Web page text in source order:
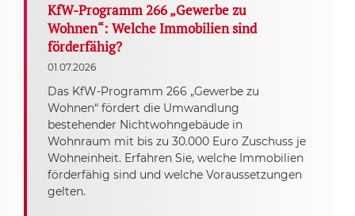
KfW-Programm 266 „Gewerbe zu
Wohnen“: Welche Immobilien sind
förderfähig?
01.07.2026
Das KfW-Programm 266 „Gewerbe zu
Wohnen“ fördert die Umwandlung
bestehender Nichtwohngebäude in
Wohnraum mit bis zu 30.000 Euro Zuschuss je
Wohneinheit. Erfahren Sie, welche Immobilien
förderfähig sind und welche Voraussetzungen
gelten.